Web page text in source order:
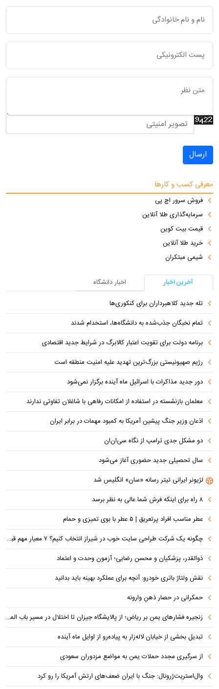
ارسال
معرفی کسب و کارها
فروش سرور اچ پی
سرمایه‌گذاری طلا آنلاین
قیمت بیت کوین
خرید طلا آنلاین
شیمی مبتکران
آخرین اخبار
اخبار دانشگاه
تله جدید کلاهبرداران برای کنکوری‌ها
تمام نخبگان جذب‌شده به دانشگاه‌ها، استخدام شدند
برنامه دولت برای تقویت اعتبار کالابرگ در شرایط جدید اقتصادی
رژیم صهیونیستی بزرگ‌ترین تهدید علیه امنیت منطقه است
دور جدید مذاکرات با اسرائیل ماه آینده برگزار نمی‌شود
معلمان بازنشسته در استفاده از امکانات رفاهی با شاغلان تفاوتی ندارند
اذعان وزیر جنگ پیشین آمریکا به کمبود مهمات در برابر ایران
دو مشکل جدی ترامپ از نگاه سی‌ان‌ان
سال تحصیلی جدید حضوری آغاز می‌شود
لژیونر ایرانی تیتر رسانه «سان» انگلیس شد
۸ راه برای اینکه فرش شما عالی به نظر برسد
عطر مناسب افراد پرتعریق | ۵ عطر با بوی تمیزی و حمام
چگونه یک شرکت طراحی سایت خوب در شیراز انتخاب کنیم؟ ۷ معیار مهم قبل از سفارش سایت
ذوالقدر، پزشکیان و محسن رضایی؛ آزمون وحدت و اعتماد
نقش ولتاژ باتری خودرو: آنچه برای عملکرد بهینه باید بدانید
حمکرانی در حصار ذهنِ وارونه
زنجیره فشارهای یمن بر ریاض؛ از پالایشگاه جیزان تا اختلال در مسیر باب المندب
تبدیل بخشی از خیابان لاله‌زار به پیاده‌رو از اوایل ماه آینده
از سرگیری مجدد حملات یمن به مواضع مزدوران سعودی
وال‌استریت‌ژرونال: جنگ با ایران ضعف‌های ارتش آمریکا را رو کرد